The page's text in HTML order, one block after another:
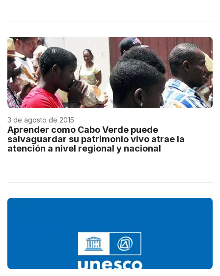
3 de agosto de 2015
Aprender como Cabo Verde puede
salvaguardar su patrimonio vivo atrae la
atención a nivel regional y nacional